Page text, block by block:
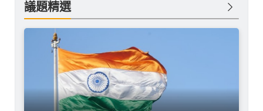
議題精選